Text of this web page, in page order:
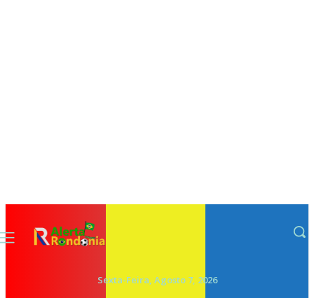
Sexta-Feira, Agosto 7, 2026